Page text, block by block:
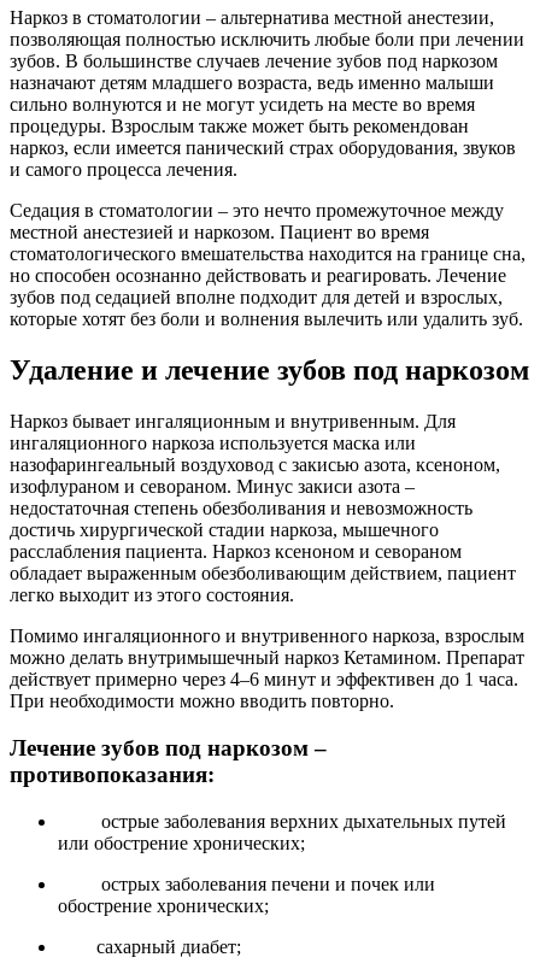
Наркоз в стоматологии – альтернатива местной анестезии,
позволяющая полностью исключить любые боли при лечении
зубов. В большинстве случаев лечение зубов под наркозом
назначают детям младшего возраста, ведь именно малыши
сильно волнуются и не могут усидеть на месте во время
процедуры. Взрослым также может быть рекомендован
наркоз, если имеется панический страх оборудования, звуков
и самого процесса лечения.
Седация в стоматологии – это нечто промежуточное между
местной анестезией и наркозом. Пациент во время
стоматологического вмешательства находится на границе сна,
но способен осознанно действовать и реагировать. Лечение
зубов под седацией вполне подходит для детей и взрослых,
которые хотят без боли и волнения вылечить или удалить зуб.
Удаление и лечение зубов под наркозом
Наркоз бывает ингаляционным и внутривенным. Для
ингаляционного наркоза используется маска или
назофарингеальный воздуховод с закисью азота, ксеноном,
изофлураном и севораном. Минус закиси азота –
недостаточная степень обезболивания и невозможность
достичь хирургической стадии наркоза, мышечного
расслабления пациента. Наркоз ксеноном и севораном
обладает выраженным обезболивающим действием, пациент
легко выходит из этого состояния.
Помимо ингаляционного и внутривенного наркоза, взрослым
можно делать внутримышечный наркоз Кетамином. Препарат
действует примерно через 4–6 минут и эффективен до 1 часа.
При необходимости можно вводить повторно.
Лечение зубов под наркозом –
противопоказания:
острые заболевания верхних дыхательных путей
или обострение хронических;
острых заболевания печени и почек или
обострение хронических;
сахарный диабет;